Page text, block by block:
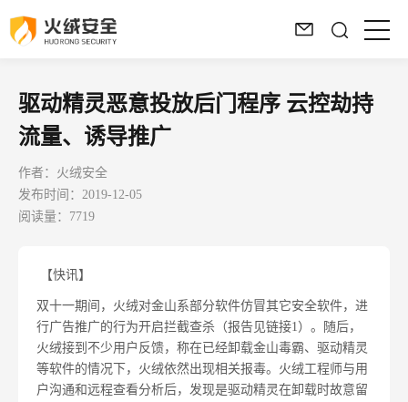
驱动精灵恶意投放后门程序 云控劫持
流量、诱导推广
作者：火绒安全
发布时间：2019-12-05
阅读量：7719
【快讯】
双十一期间，火绒对金山系部分软件仿冒其它安全软件，进
行广告推广的行为开启拦截查杀（报告见链接1）。随后，
火绒接到不少用户反馈，称在已经卸载金山毒霸、驱动精灵
等软件的情况下，火绒依然出现相关报毒。火绒工程师与用
户沟通和远程查看分析后，发现是驱动精灵在卸载时故意留